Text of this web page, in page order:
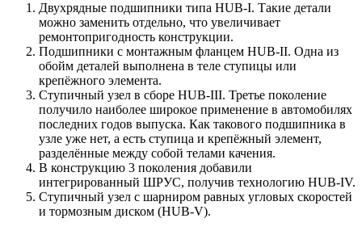
Двухрядные подшипники типа HUB-I. Такие детали
можно заменить отдельно, что увеличивает
ремонтопригодность конструкции.
Подшипники с монтажным фланцем HUB-II. Одна из
обойм деталей выполнена в теле ступицы или
крепёжного элемента.
Ступичный узел в сборе HUB-III. Третье поколение
получило наиболее широкое применение в автомобилях
последних годов выпуска. Как такового подшипника в
узле уже нет, а есть ступица и крепёжный элемент,
разделённые между собой телами качения.
В конструкцию 3 поколения добавили
интегрированный ШРУС, получив технологию HUB-IV.
Ступичный узел с шарниром равных угловых скоростей
и тормозным диском (HUB-V).